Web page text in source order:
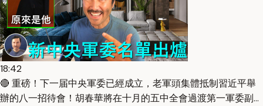
18:42
🔴 重磅！下一届中央軍委已經成立，老軍頭集體抵制習近平舉
辦的八一招待會！胡春華將在十月的五中全會過渡第一軍委副…